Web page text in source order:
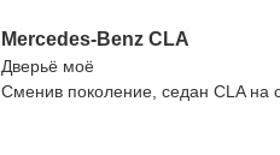
Mercedes-Benz CLA
Дверьё моё
Сменив поколение, седан CLA на